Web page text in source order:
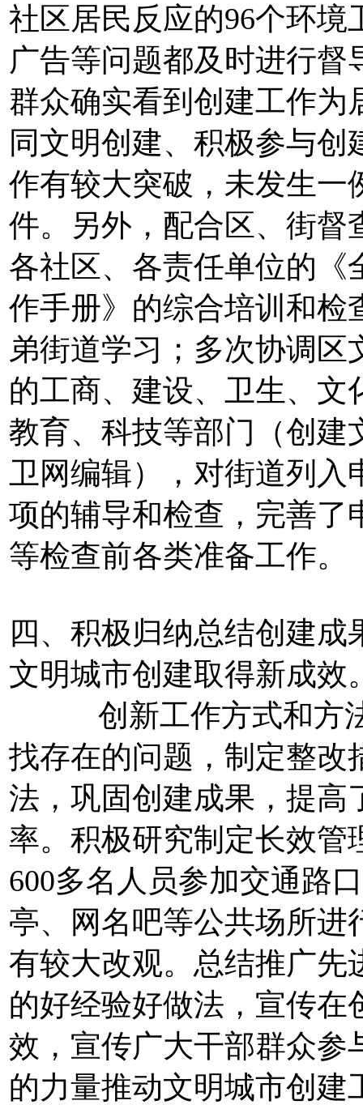
社区居民反应的96个环
广告等问题都及时进行
群众确实看到创建工作为
同文明创建、积极参与
作有较大突破，未发生一
件。另外，配合区、街督
各社区、各责任单位的《
作手册》的综合培训和检
弟街道学习；多次协调
的工商、建设、卫生、文
教育、科技等部门（创建
卫网编辑），对街道列
项的辅导和检查，完善了
等检查前各类准备工作。
四、积极归纳总结创建
文明城市创建取得新成效
创新工作方式和方法
找存在的问题，制定整改
法，巩固创建成果，提高
率。积极研究制定长效管
600多名人员参加交通路
亭、网名吧等公共场所进
有较大改观。总结推广先
的好经验好做法，宣传在
效，宣传广大干部群众参
的力量推动文明城市创建